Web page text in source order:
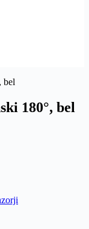
180°, bel